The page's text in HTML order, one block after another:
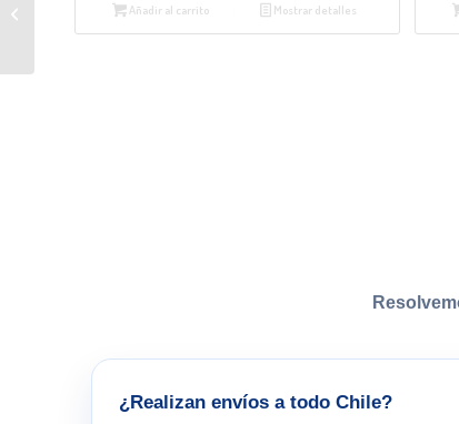
Añadir al carrito Mostrar detalles
¿Realizan envíos a todo Chile?
Todos a dormir